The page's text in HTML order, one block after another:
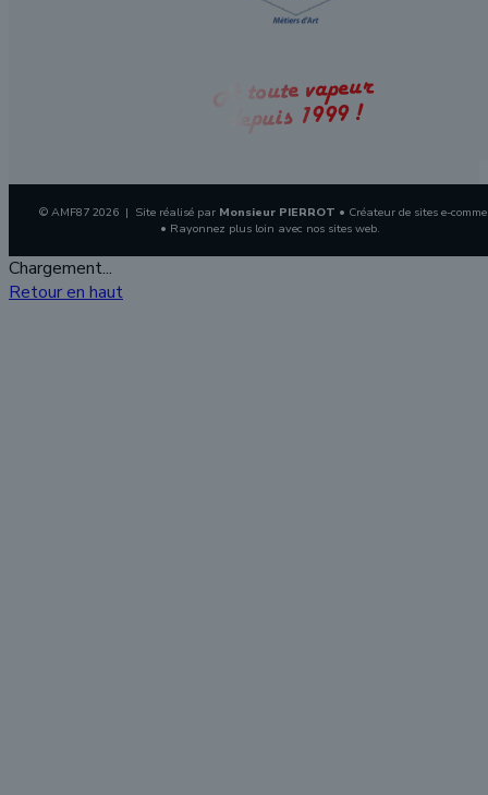
A toute vapeur
depuis 1999 !
© AMF87 2026 | Site réalisé par Monsieur PIERROT • Créateur de sites e-
• Rayonnez plus loin avec nos sites web.
Chargement...
Retour en haut